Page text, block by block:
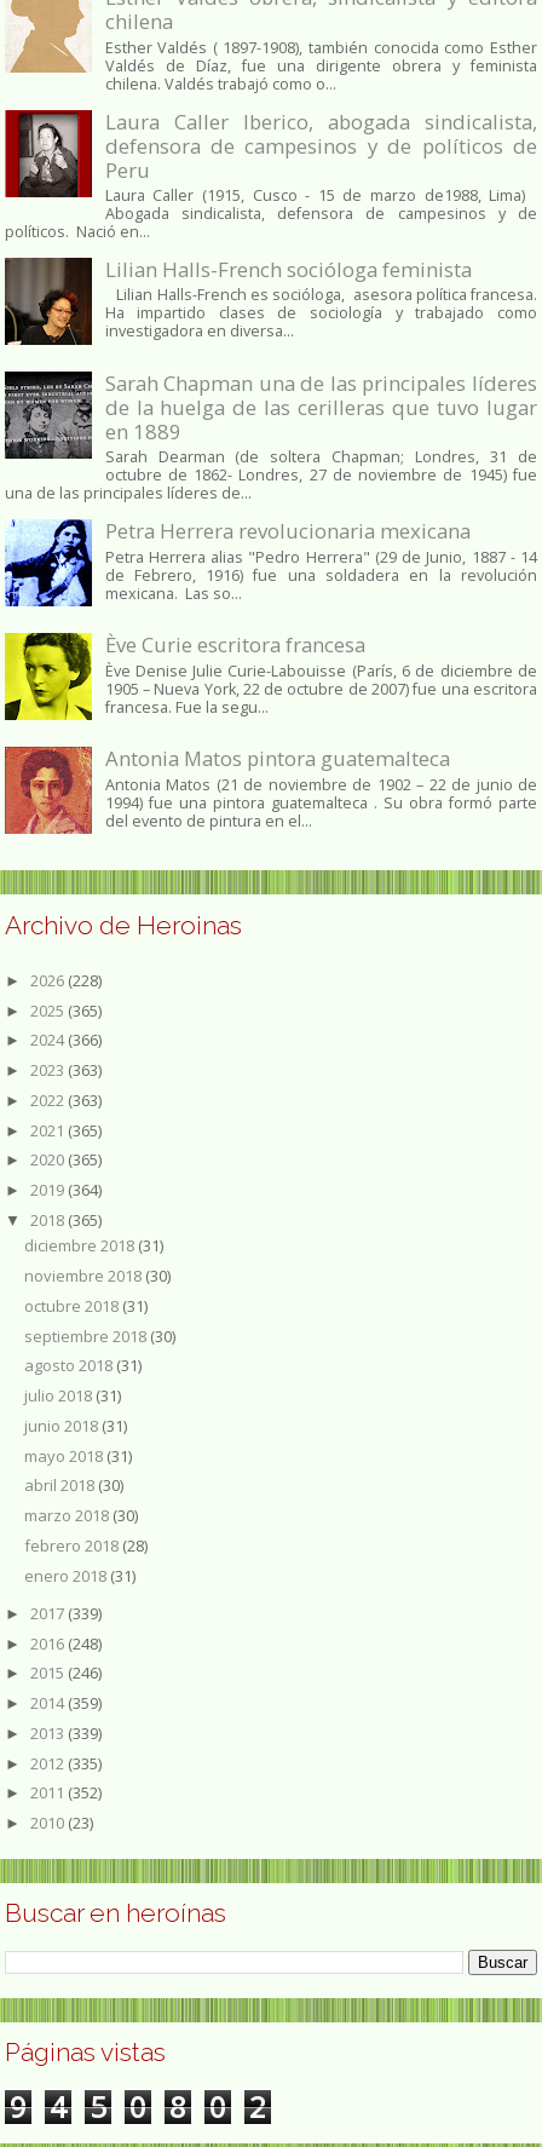
chilena
Esther Valdés ( 1897-1908), también conocida como Esther
Valdés de Díaz, fue una dirigente obrera y feminista
chilena. Valdés trabajó como o...
Laura Caller Iberico, abogada sindicalista,
defensora de campesinos y de políticos de
Peru
Laura Caller (1915, Cusco - 15 de marzo de1988, Lima)
Abogada sindicalista, defensora de campesinos y de
políticos. Nació en...
Lilian Halls-French socióloga feminista
Lilian Halls-French es socióloga, asesora política francesa.
Ha impartido clases de sociología y trabajado como
investigadora en diversa...
Sarah Chapman una de las principales líderes
de la huelga de las cerilleras que tuvo lugar
en 1889
Sarah Dearman (de soltera Chapman; Londres, 31 de
octubre de 1862​- Londres, 27 de noviembre de 1945)​ fue
una de las principales líderes de...
Petra Herrera revolucionaria mexicana
Petra Herrera alias "Pedro Herrera" (29 de Junio, 1887 - 14
de Febrero, 1916) fue una soldadera en la revolución
mexicana. Las so...
Ève Curie escritora francesa
Ève Denise Julie Curie-Labouisse (París, 6 de diciembre de
1905 – Nueva York, 22 de octubre de 2007) fue una escritora
francesa. Fue la segu...
Antonia Matos pintora guatemalteca
Antonia Matos (21 de noviembre de 1902 – 22 de junio de
1994) fue una pintora guatemalteca . Su obra formó parte
del evento de pintura en el...
Archivo de Heroinas
► 2026 (228)
► 2025 (365)
► 2024(366)
► 2023 (363)
► 2022 (363)
► 2021 (365)
► 2020 (365)
► 2019 (364)
▼ 2018 (365)
diciembre 2018 (31)
noviembre 2018 (30)
octubre 2018 (31)
septiembre 2018 (30)
agosto 2018 (31)
julio 2018 (31)
junio 2018 (31)
mayo 2018 (31)
abril 2018 (30)
marzo 2018 (30)
febrero 2018 (28)
enero 2018 (31)
► 2017 (339)
► 2016 (248)
► 2015 (246)
► 2014(359)
► 2013 (339)
► 2012 (335)
► 2011 (352)
► 2010 (23)
Buscar en heroínas
Páginas vistas
9 4 5 0 8 0 2